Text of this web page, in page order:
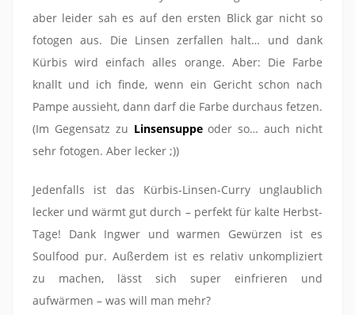
aber leider sah es auf den ersten Blick gar nicht so
fotogen aus. Die Linsen zerfallen halt… und dank
Kürbis wird einfach alles orange. Aber: Die Farbe
knallt und ich finde, wenn ein Gericht schon nach
Pampe aussieht, dann darf die Farbe durchaus fetzen.
(Im Gegensatz zu Linsensuppeoder so… auch nicht
sehr fotogen. Aber lecker ;))
Jedenfalls ist das Kürbis-Linsen-Curry unglaublich
lecker und wärmt gut durch – perfekt für kalte Herbst-
Tage! Dank Ingwer und warmen Gewürzen ist es
Soulfood pur. Außerdem ist es relativ unkompliziert
zu machen, lässt sich super einfrieren und
aufwärmen – was will man mehr?